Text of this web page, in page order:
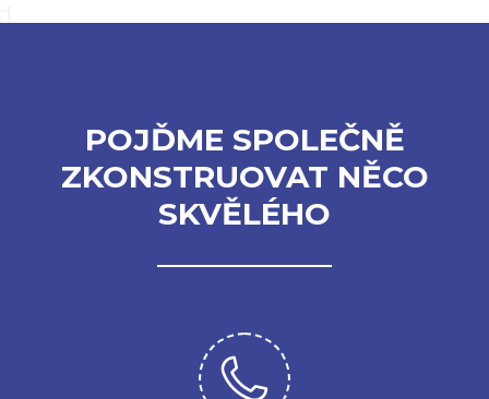
POJĎME SPOLEČNĚ
ZKONSTRUOVAT NĚCO
SKVĚLÉHO